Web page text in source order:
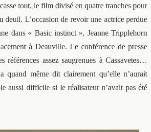
tout, le film divisé en quatre tranches pour
deuil. L’occasion de revoir une actrice perdue
dans « Basic instinct », Jeanne Tripplehorn
à Deauville. Le conférence de presse
références assez saugrenues à Cassavetes…
quand même dit clairement qu’elle n’aurait
aussi difficile si le réalisateur n’avait pas été